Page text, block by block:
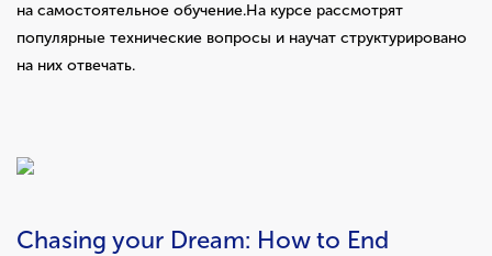
на самостоятельное обучение.На курсе рассмотрят
популярные технические вопросы и научат структурировано
на них отвечать.
Chasing your Dream: How to End